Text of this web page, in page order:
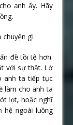
anh ấy. Hãy
chuyện gì
đề tồi tệ hơn.
với sự thật. Lờ
anh ta tiếp tục
làm cho anh ta
lọt, hoặc nghĩ
hệ ngoài luồng